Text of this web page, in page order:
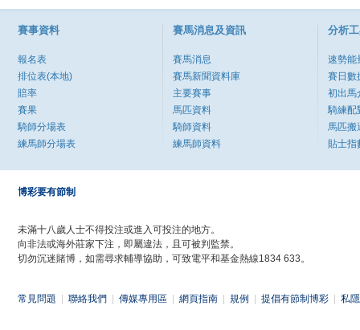
賽事資料
報名表
排位表(本地)
賠率
賽果
騎師分場表
練馬師分場表
賽馬消息及資訊
賽馬消息
賽馬新聞資料庫
主要賽事
馬匹資料
騎師資料
練馬師資料
分析
速勢能
賽日數
初出馬
騎練配
馬匹搬
貼士指
博彩要有節制
未滿十八歲人士不得投注或進入可投注的地方。
向非法或海外莊家下注，即屬違法，且可被判監禁。
切勿沉迷賭博，如需尋求輔導協助，可致電平和基金熱線1834 633。
常見問題 聯絡我們 傳媒專用區 網頁指南 規例 提倡有節制博彩 私